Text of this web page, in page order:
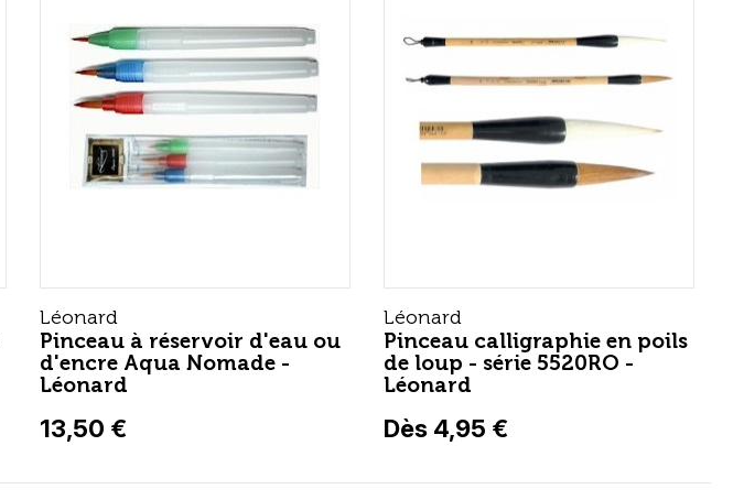
Léonard
Pinceau à réservoir d'eau ou
d'encre Aqua Nomade -
Léonard
13,50 €
Léonard
Pinceau calligraphie en poils
de loup - série 5520RO -
Léonard
Dès 4,95 €